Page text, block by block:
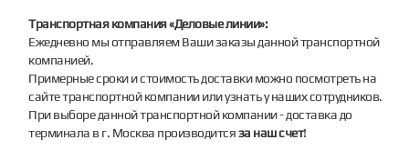
Транспортная компания «Деловые линии»:
Ежедневно мы отправляем Ваши заказы данной транспортной
компанией.
Примерные сроки и стоимость доставки можно посмотреть на
сайте транспортной компании или узнать у наших сотрудников.
При выборе данной транспортной компании - доставка до
терминала в г. Москва производитсяза наш счет!